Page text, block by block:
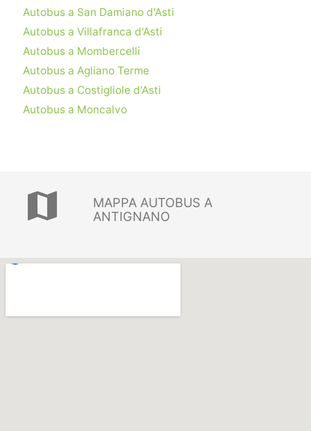
Autobus a San Damiano d'Asti
Autobus a Villafranca d'Asti
Autobus a Mombercelli
Autobus a Agliano Terme
Autobus a Costigliole d'Asti
Autobus a Moncalvo
map
MAPPA AUTOBUS A
ANTIGNANO